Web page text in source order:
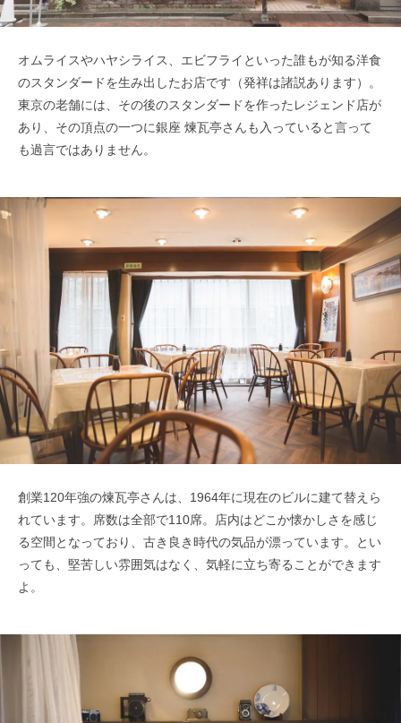
オムライスやハヤシライス、エビフライといった誰もが知る洋食
のスタンダードを生み出したお店です（発祥は諸説あります）。
東京の老舗には、その後のスタンダードを作ったレジェンド店が
あり、その頂点の一つに銀座 煉瓦亭さんも入っていると言って
も過言ではありません。
創業120年強の煉瓦亭さんは、1964年に現在のビルに建て替えら
れています。席数は全部で110席。店内はどこか懐かしさを感じ
る空間となっており、古き良き時代の気品が漂っています。とい
っても、堅苦しい雰囲気はなく、気軽に立ち寄ることができます
よ。